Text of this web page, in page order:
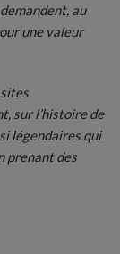
au
une valeur
sur l’histoire de
légendaires qui
prenant des